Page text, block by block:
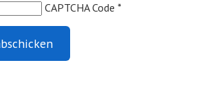
CAPTCHA Code *